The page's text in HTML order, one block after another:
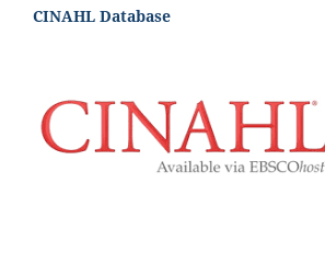
CINAHL Database